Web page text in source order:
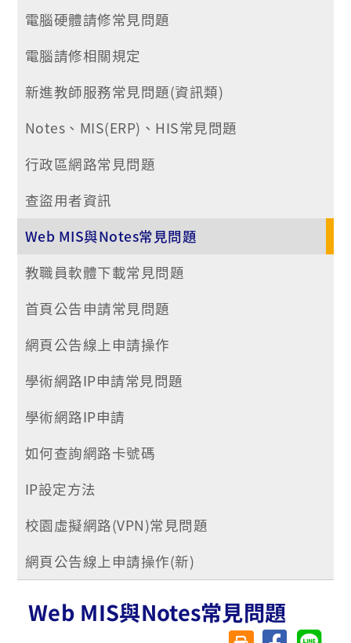
電腦硬體請修常見問題
電腦請修相關規定
新進教師服務常見問題(資訊類)
Notes、MIS(ERP)、HIS常見問題
行政區網路常見問題
查盜用者資訊
Web MIS與Notes常見問題
教職員軟體下載常見問題
首頁公告申請常見問題
網頁公告線上申請操作
學術網路IP申請常見問題
學術網路IP申請
如何查詢網路卡號碼
IP設定方法
校園虛擬網路(VPN)常見問題
網頁公告線上申請操作(新)
Web MIS與Notes常見問題
分享至臉書分享